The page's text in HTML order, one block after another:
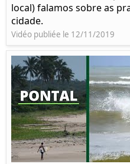
local) falamos sobre as
cidade.
Vidéo publiée le 12/11/2019